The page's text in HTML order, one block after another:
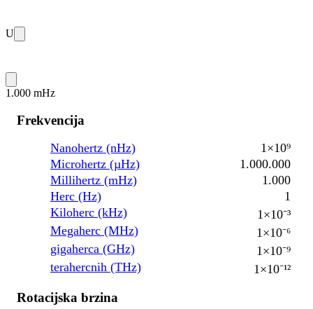
U
1.000 mHz
Frekvencija
Nanohertz (nHz)
1×10⁹
Microhertz (µHz)
1.000.000
Millihertz (mHz)
1.000
Herc (Hz)
1
Kiloherc (kHz)
1×10⁻³
Megaherc (MHz)
1×10⁻⁶
gigaherca (GHz)
1×10⁻⁹
terahercnih (THz)
1×10⁻¹²
Rotacijska brzina